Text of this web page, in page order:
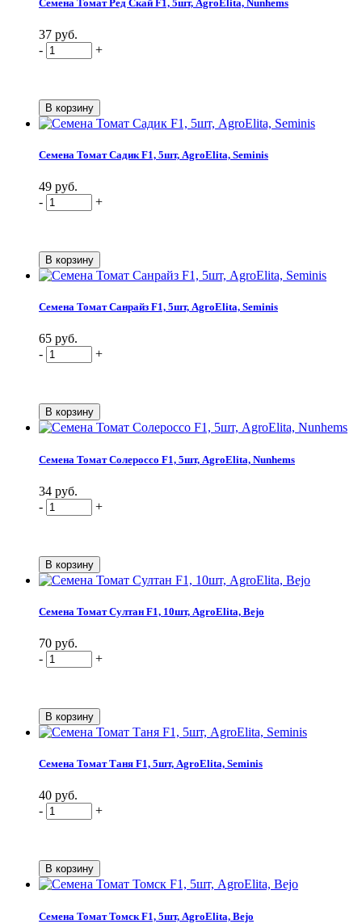
Семена Томат Ред Скай F1, 5шт, AgroElita, Nunhems
37 руб.
-
+
Семена Томат Садик F1, 5шт, AgroElita, Seminis
49 руб.
-
+
Семена Томат Санрайз F1, 5шт, AgroElita, Seminis
65 руб.
-
+
Семена Томат Солероссо F1, 5шт, AgroElita, Nunhems
34 руб.
-
+
Семена Томат Султан F1, 10шт, AgroElita, Bejo
70 руб.
-
+
Семена Томат Таня F1, 5шт, AgroElita, Seminis
40 руб.
-
+
Семена Томат Томск F1, 5шт, AgroElita, Bejo